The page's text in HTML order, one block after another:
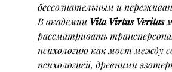
бессознательным и
В академии Vita Virtus Veritas
рассматривать
психологию как мост между
психологией, древними